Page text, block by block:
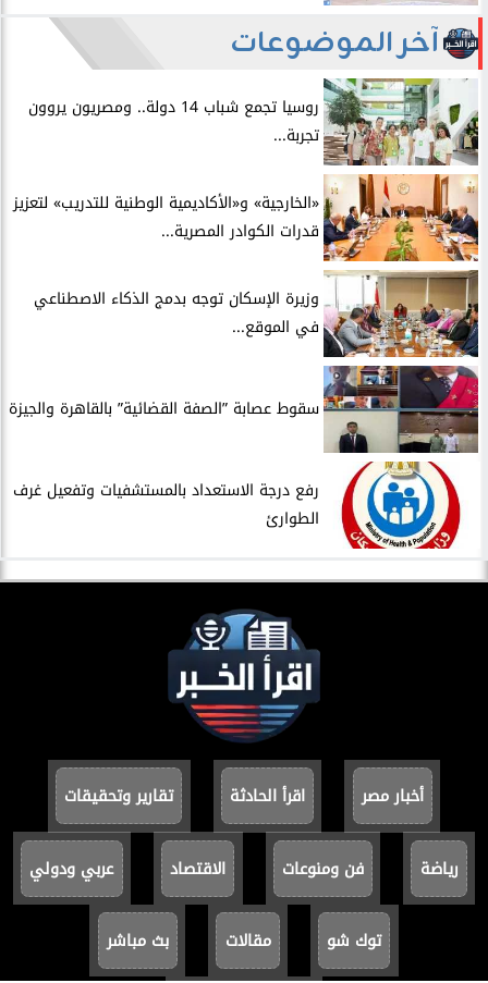
آخر الموضوعات
روسيا تجمع شباب 14 دولة.. ومصريون يروون
تجربة...
​«الخارجية» و«الأكاديمية الوطنية للتدريب» لتعزيز
قدرات الكوادر المصرية...
​وزيرة الإسكان توجه بدمج الذكاء الاصطناعي
في الموقع...
سقوط عصابة ”الصفة القضائية” بالقاهرة والجيزة
​رفع درجة الاستعداد بالمستشفيات وتفعيل غرف
الطوارئ
أخبار مصر اقرأ الحادثة تقارير وتحقيقات
رياضة فن ومنوعات الاقتصاد عربي ودولي
توك شو مقالات بث مباشر